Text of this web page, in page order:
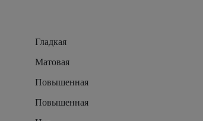
Гладкая
Матовая
Повышенная
Повышенная